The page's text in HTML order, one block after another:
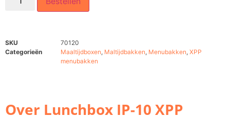
SKU
70120
Categorieën
Maaltijdboxen, Maltijdbakken, Menubakken, XPP
menubakken
Over Lunchbox IP-10 XPP